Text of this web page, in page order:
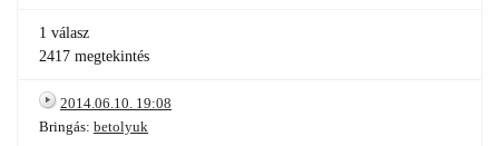
1 válasz
2417 megtekintés
2014.06.10. 19:08
Bringás: betolyuk